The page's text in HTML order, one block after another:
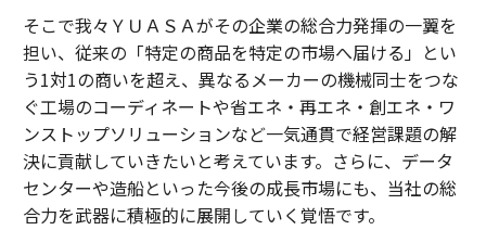
そこで我々ＹＵＡＳＡがその企業の総合力発揮の一翼を
担い、従来の「特定の商品を特定の市場へ届ける」とい
う1対1の商いを超え、異なるメーカーの機械同士をつな
ぐ工場のコーディネートや省エネ・再エネ・創エネ・ワ
ンストップソリューションなど一気通貫で経営課題の解
決に貢献していきたいと考えています。さらに、データ
センターや造船といった今後の成長市場にも、当社の総
合力を武器に積極的に展開していく覚悟です。